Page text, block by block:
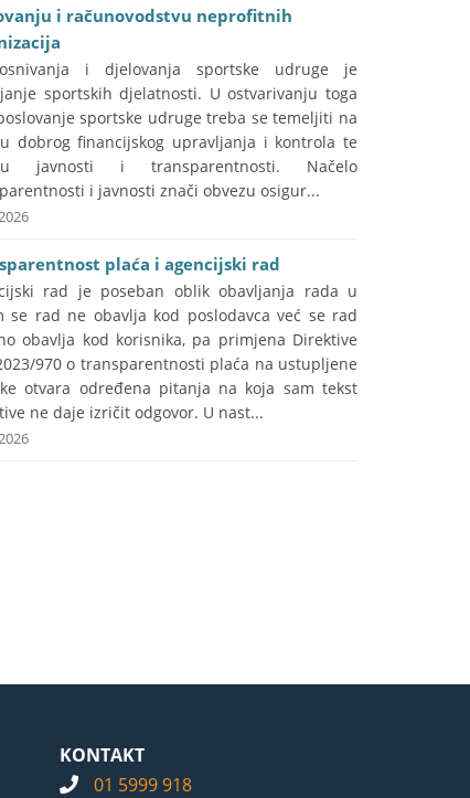
i računovodstvu neprofitnih
i djelovanja sportske udruge je
sportskih djelatnosti. U ostvarivanju toga
sportske udruge treba se temeljiti na
dobrog financijskog upravljanja i kontrola te
javnosti i transparentnosti. Načelo
i javnosti znači obvezu osigur...
plaća i agencijski rad
rad je poseban oblik obavljanja rada u
se rad ne obavlja kod poslodavca već se rad
obavlja kod korisnika, pa primjena Direktive
970 o transparentnosti plaća na ustupljene
otvara određena pitanja na koja sam tekst
ne daje izričit odgovor. U nast...
KONTAKT
01 5999 918